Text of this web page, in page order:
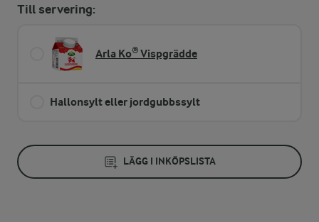
Till servering:
Arla Ko® Vispgrädde
Hallonsylt eller jordgubbssylt
LÄGG I INKÖPSLISTA